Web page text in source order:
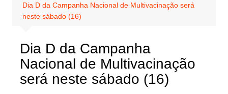
Dia D da Campanha Nacional de Multivacinação será
neste sábado (16)
Dia D da Campanha
Nacional de Multivacinação
será neste sábado (16)